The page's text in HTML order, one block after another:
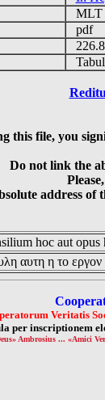
MLT
pdf
this file, you
Do not link the
address of
hoc aut
αυτη η το εργον
Veritatis
per inscriptionem
Ambrosius ... «Amici